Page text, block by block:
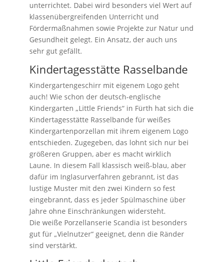
unterrichtet. Dabei wird besonders viel Wert auf
klassenübergreifenden Unterricht und
Fördermaßnahmen sowie Projekte zur Natur und
Gesundheit gelegt. Ein Ansatz, der auch uns
sehr gut gefällt.
Kindertagesstätte Rasselbande
Kindergartengeschirr mit eigenem Logo geht
auch! Wie schon der deutsch-englische
Kindergarten „Little Friends“ in Fürth hat sich die
Kindertagesstätte Rasselbande für weißes
Kindergartenporzellan mit ihrem eigenem Logo
entschieden. Zugegeben, das lohnt sich nur bei
größeren Gruppen, aber es macht wirklich
Laune. In diesem Fall klassisch weiß-blau, aber
dafür im Inglasurverfahren gebrannt, ist das
lustige Muster mit den zwei Kindern so fest
eingebrannt, dass es jeder Spülmaschine über
Jahre ohne Einschränkungen widersteht.
Die weiße Porzellanserie Scandia ist besonders
gut für „Vielnutzer“ geeignet, denn die Ränder
sind verstärkt.